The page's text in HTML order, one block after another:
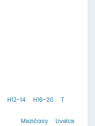
H12-14 H16-20 T
Livelox
Mezičasy